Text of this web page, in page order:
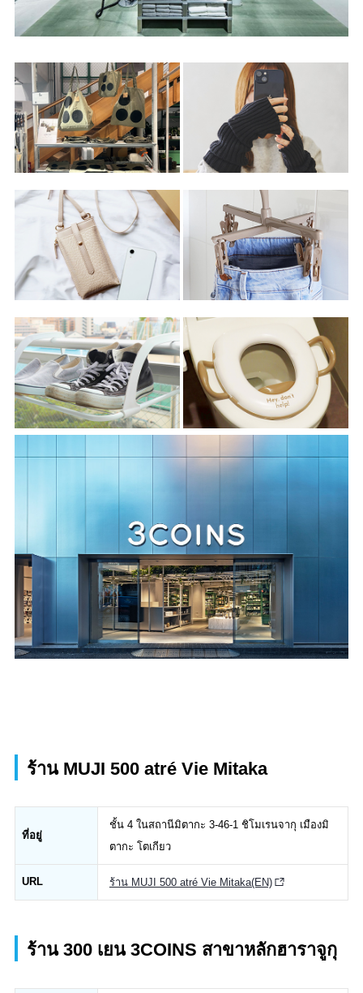
ร้าน MUJI 500 atré Vie Mitaka
ที่อยู่
ชั้น 4 ในสถานีมิตากะ 3-46-1 ชิโมเรนจากุ เมืองมิ
ตากะ โตเกียว
URL ร้าน MUJI 500 atré Vie Mitaka(EN)
ร้าน 300 เยน 3COINS สาขาหลักฮาราจูกุ